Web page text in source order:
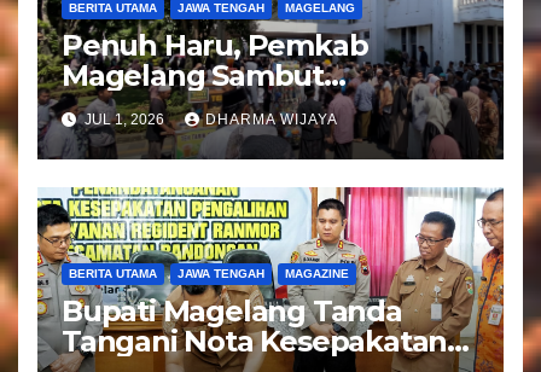
BERITA UTAMA JAWA TENGAH MAGELANG
Penuh Haru, Pemkab
Magelang Sambut
Kepulangan Jemaah Haji
Kloter 81
JUL 1, 2026 DHARMA WIJAYA
BERITA UTAMA JAWA TENGAH MAGAZINE
Bupati Magelang Tanda
Tangani Nota Kesepakatan